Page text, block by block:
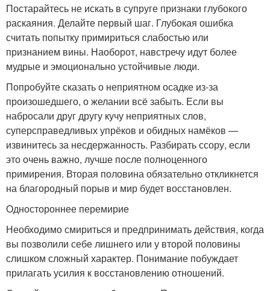
Постарайтесь не искать в супруге признаки глубокого
раскаяния. Делайте первый шаг. Глубокая ошибка
считать попытку примириться слабостью или
признанием вины. Наоборот, навстречу идут более
мудрые и эмоционально устойчивые люди.
Попробуйте сказать о неприятном осадке из-за
произошедшего, о желании всё забыть. Если вы
набросали друг другу кучу неприятных слов,
суперсправедливых упрёков и обидных намёков —
извинитесь за несдержанность. Разбирать ссору, если
это очень важно, лучше после полноценного
примирения. Вторая половина обязательно откликнется
на благородный порыв и мир будет восстановлен.
Одностороннее перемирие
Необходимо смириться и предпринимать действия, когда
вы позволили себе лишнего или у второй половины
слишком сложный характер. Понимание побуждает
прилагать усилия к восстановлению отношений.